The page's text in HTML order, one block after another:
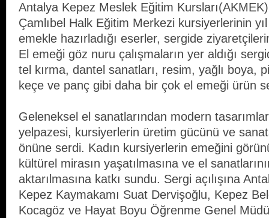
Antalya Kepez Meslek Eğitim
Çamlıbel Halk Eğitim Merkezi kursiyerlerinin
emekle hazırladığı eserler, sergide
El emeği göz nuru çalışmaların yer aldığı
tel kırma, dantel sanatları, resim, yağlı boya,
keçe ve panç gibi daha bir çok el emeği ürün
Geleneksel el sanatlarından modern
yelpazesi, kursiyerlerin üretim gücünü ve
önüne serdi. Kadın kursiyerlerin emeğini
kültürel mirasın yaşatılmasına ve el
aktarılmasına katkı sundu. Sergi açılışına
Kepez Kaymakamı Suat Dervişoğlu, Kepez
Kocagöz ve Hayat Boyu Öğrenme Genel